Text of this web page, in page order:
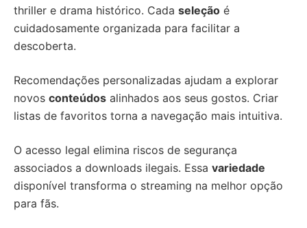
thriller e drama histórico. Cada seleção é
cuidadosamente organizada para facilitar a
descoberta.
Recomendações personalizadas ajudam a explorar
novos conteúdos alinhados aos seus gostos. Criar
listas de favoritos torna a navegação mais intuitiva.
O acesso legal elimina riscos de segurança
associados a downloads ilegais. Essa variedade
disponível transforma o streaming na melhor opção
para fãs.